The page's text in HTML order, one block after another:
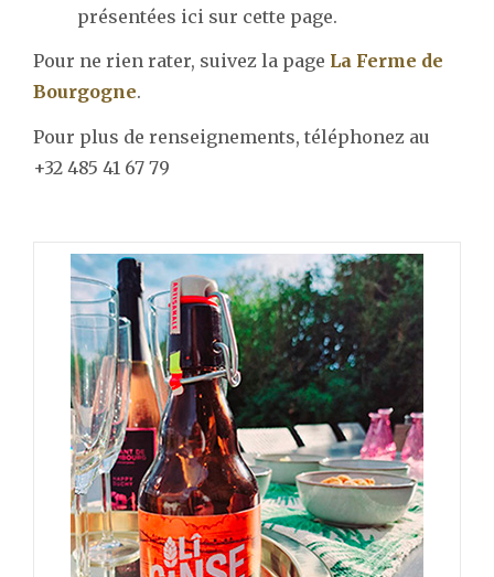
présentées ici sur cette page.
Pour ne rien rater, suivez la page La Ferme de
Bourgogne.
Pour plus de renseignements, téléphonez au
+32 485 41 67 79